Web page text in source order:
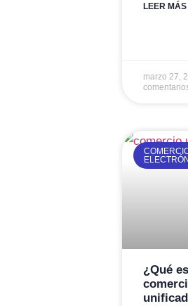
LEER MÁS
marzo 27,
¿Qué